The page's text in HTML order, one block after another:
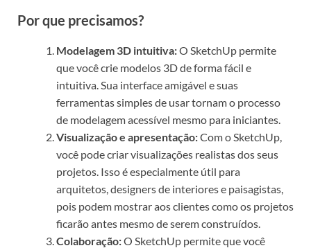
Por que precisamos?
Modelagem 3D intuitiva:O SketchUp permite
que você crie modelos 3D de forma fácil e
intuitiva. Sua interface amigável e suas
ferramentas simples de usar tornam o processo
de modelagem acessível mesmo para iniciantes.
Visualização e apresentação:Com o SketchUp,
você pode criar visualizações realistas dos seus
projetos. Isso é especialmente útil para
arquitetos, designers de interiores e paisagistas,
pois podem mostrar aos clientes como os projetos
ficarão antes mesmo de serem construídos.
Colaboração:O SketchUp permite que você